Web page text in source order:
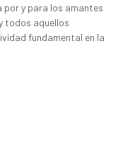
por y para los amantes
todos aquellos
fundamental en la